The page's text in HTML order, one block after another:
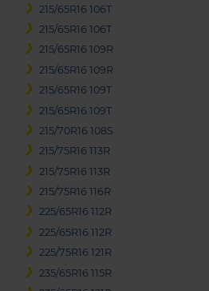
215/65R16 106T
215/65R16 106T
215/65R16 109R
215/65R16 109R
215/65R16 109T
215/65R16 109T
215/70R16 108S
215/75R16 113R
215/75R16 113R
215/75R16 116R
225/65R16 112R
225/65R16 112R
225/75R16 121R
235/65R16 115R